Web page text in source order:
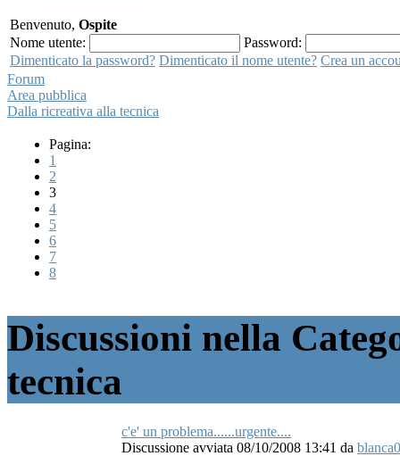
Benvenuto, Ospite
Nome utente:
Password:
Dimenticato la password? Dimenticato il nome utente? Crea un
Forum
Area pubblica
Dalla ricreativa alla tecnica
Pagina:
1
2
3
4
5
6
7
8
Discussioni nella
tecnica
c'e' un problema......urgente....
Discussione avviata 08/10/2008 13:41 da